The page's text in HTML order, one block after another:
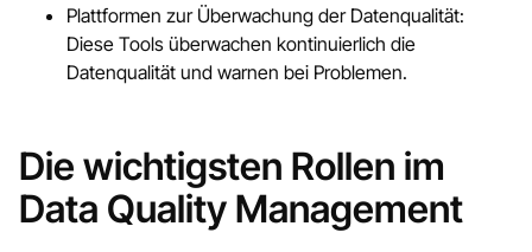
Plattformen zur Überwachung der Datenqualität:
Diese Tools überwachen kontinuierlich die
Datenqualität und warnen bei Problemen.
Die wichtigsten Rollen im
Data Quality Management